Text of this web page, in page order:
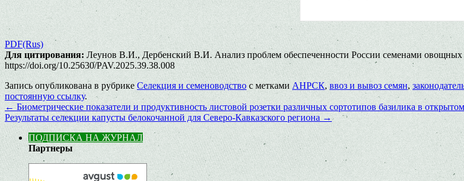
PDF(Rus)
Для цитирования: Леунов В.И., Дербенский В.И. Анализ проблем обеспеченности России семенами
https://doi.org/10.25630/PAV.2025.39.38.008
Запись опубликована в рубрикеСелекция и семеноводство с метками АНРСК,ввоз и вывоз семян,
постоянную ссылку.
←Биометрические показатели и продуктивность листовой розетки различных сортотипов базилика в
Результаты селекции капусты белокочанной для Северо-Кавказского региона →
ПОДПИСКА НА ЖУРНАЛ
Партнеры